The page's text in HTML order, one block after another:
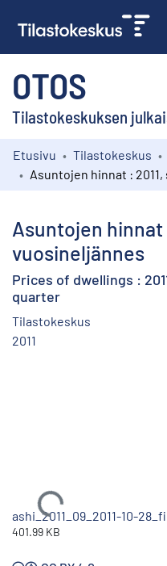
OTOS
Tilastokeskuksen
Kokoelmat
Etusivu Tilastokeskus
Asuntojen hinnat
vuosineljännes
Prices of dwellings :
quarter
Tilastokeskus
2011
Ladataan...
ashi_2011_09_2011-10-
401.99 KB